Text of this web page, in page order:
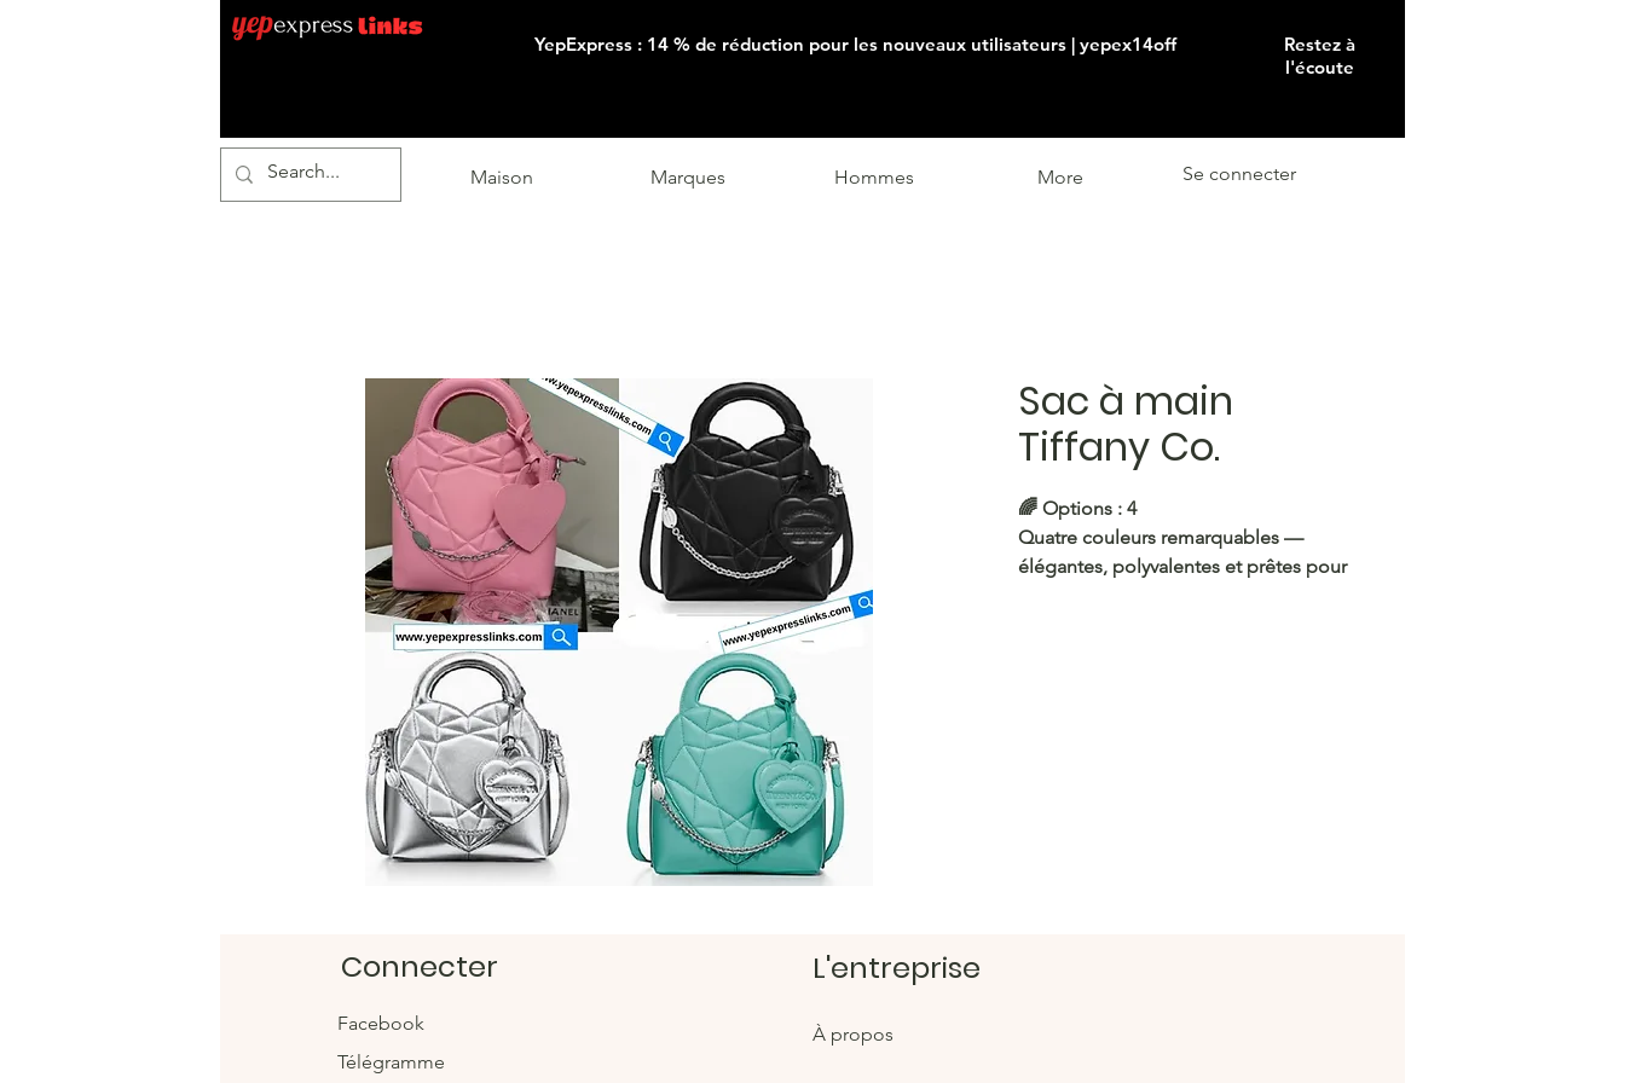
YepExpress : 14 % de réduction pour les nouveaux utilisateurs | yepex14off
Restez à
l'écoute
Maison Marques Hommes More Se connecter
Sac à main
Tiffany Co.
🌈 Options : 4
Quatre couleurs remarquables —
élégantes, polyvalentes et prêtes pour
Connecter
Facebook
Télégramme
L'entreprise
À propos